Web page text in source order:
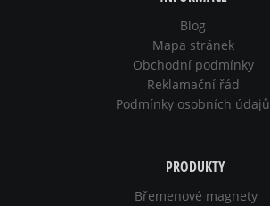
Blog
Mapa stránek
Obchodní podmínky
Reklamační řád
Podmínky osobních údajů
PRODUKTY
Břemenové magnety